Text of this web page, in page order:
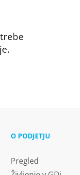
O PODJETJU
Pregled